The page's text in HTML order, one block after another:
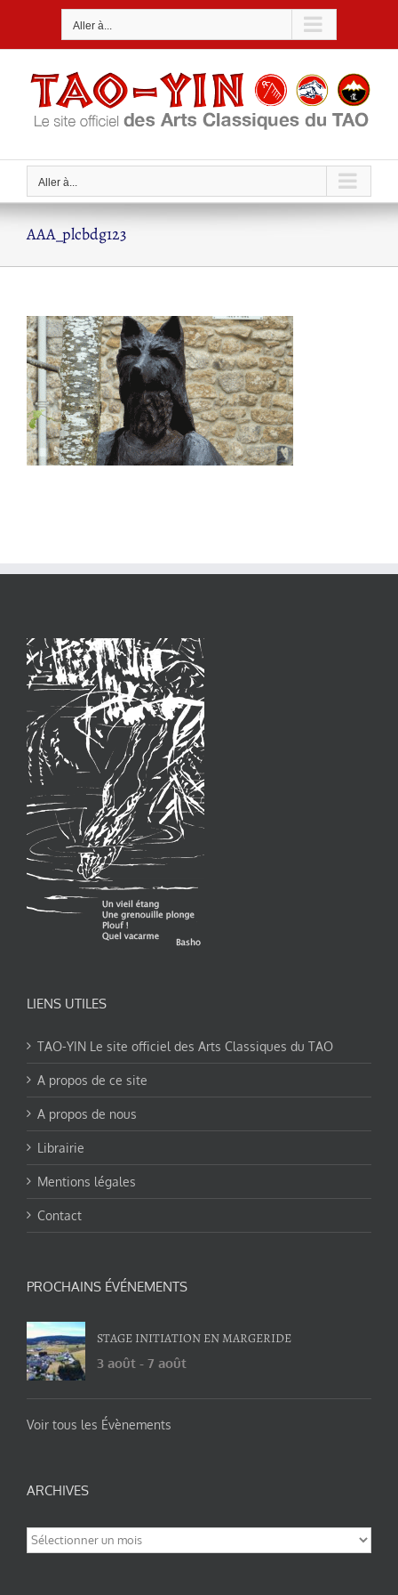
Aller à...
Aller à...
AAA_plcbdg123
LIENS UTILES
TAO-YIN Le site officiel des Arts Classiques du TAO
A propos de ce site
A propos de nous
Librairie
Mentions légales
Contact
PROCHAINS ÉVÉNEMENTS
STAGE INITIATION EN MARGERIDE
3 août - 7 août
Voir tous les Évènements
ARCHIVES
Archives